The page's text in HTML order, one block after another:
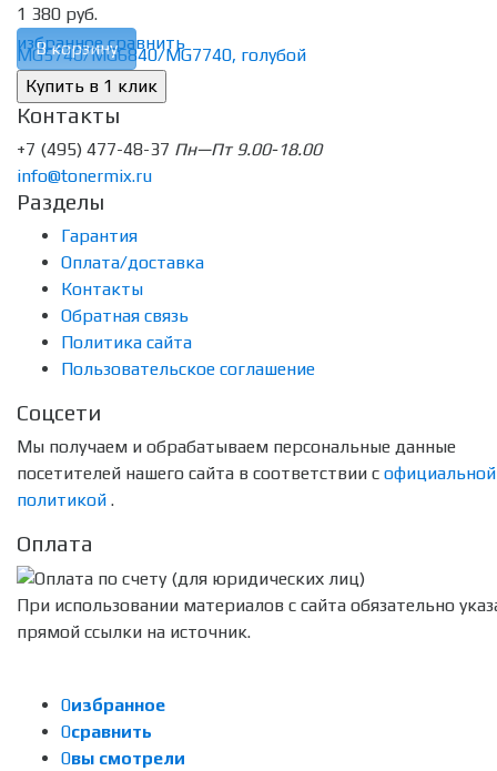
избранное сравнить
1 380 руб.
В корзину
Контакты
+7 (495) 477-48-37 Пн—Пт 9.00-18.00
info@tonermix.ru
Разделы
Гарантия
Оплата/доставка
Контакты
Обратная связь
Политика сайта
Пользовательское соглашение
Соцсети
Мы получаем и обрабатываем персональные данные
посетителей нашего сайта в соответствии с официальной
политикой .
Оплата
При использовании материалов с сайта обязательно
прямой ссылки на источник.
0избранное
0сравнить
0вы смотрели